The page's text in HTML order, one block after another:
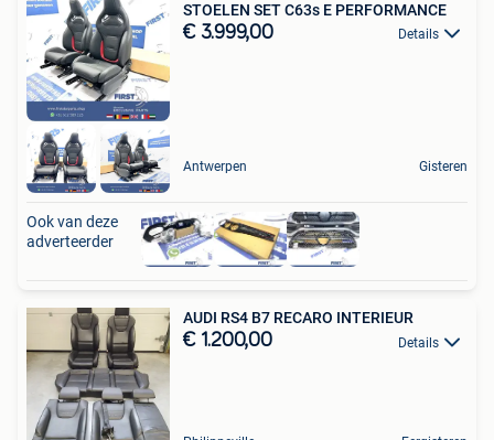
STOELEN SET C63s E PERFORMANCE
€ 3.999,00 Details
Antwerpen Gisteren
Ook van deze
adverteerder
AUDI RS4 B7 RECARO INTERIEUR
€ 1.200,00 Details